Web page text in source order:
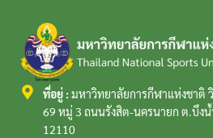
ที่อยู่ : มหาวิทยาลัยการกีฬาแห่งชาติ
69 หมู่ 3 ถนนรังสิต-นครนายก ต.บึง
12110